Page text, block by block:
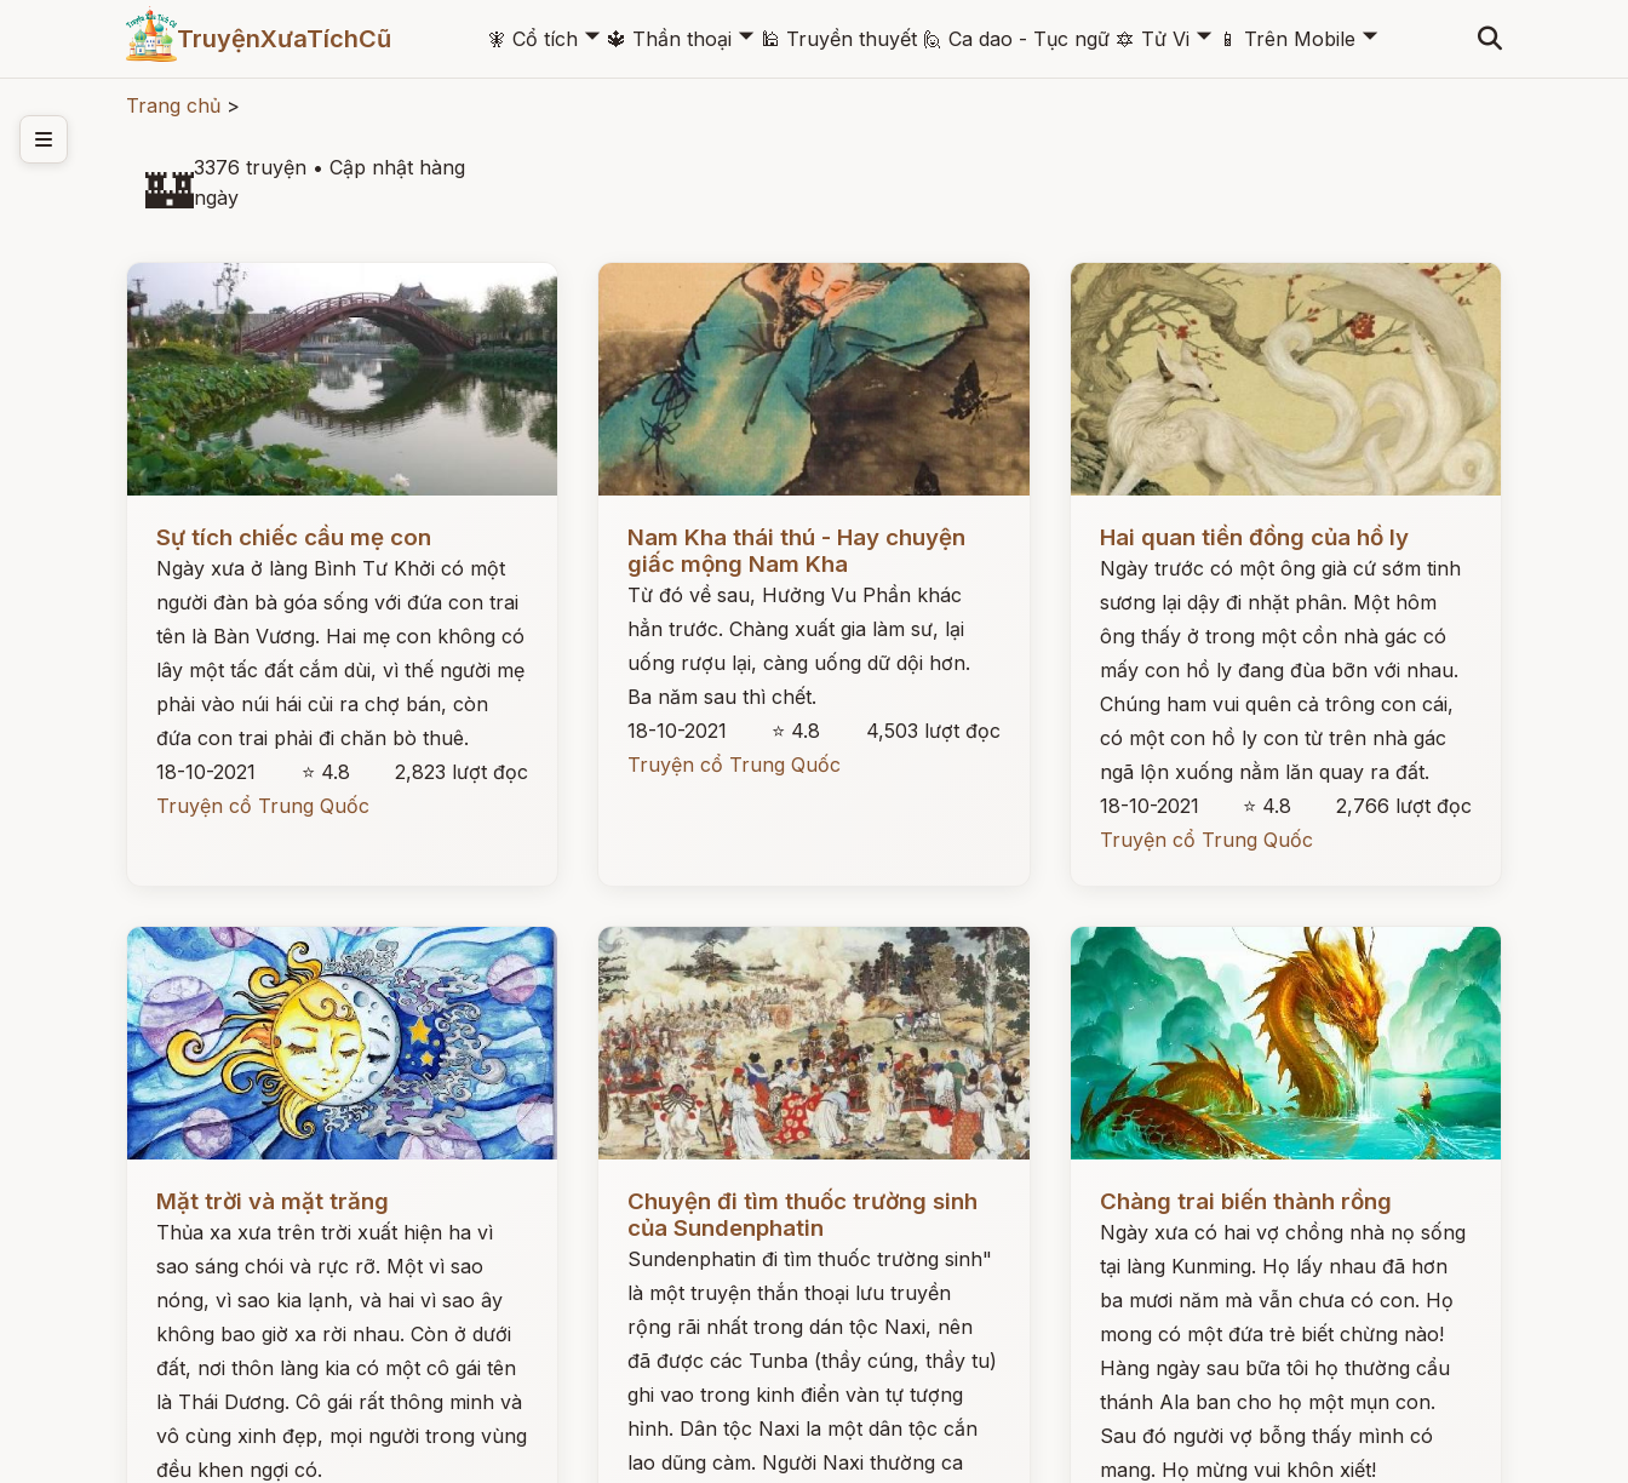
TruyệnXưaTíchCũ 🧚 Cổ tích 🞃 🔱 Thần thoại 🞃 🕌 Truyền thuyết 🙋 Ca dao - Tục ngữ 🔯 Tử Vi 🞃 📱 Trên Mobile 🞃
Trang chủ >
🏰3376 truyện • Cập nhật hàng
ngày
Sự tích chiếc cầu mẹ con
Ngày xưa ở làng Bình Tư Khởi có một
người đàn bà góa sống với đứa con trai
tên là Bàn Vương. Hai mẹ con không có
lây một tấc đất cắm dùi, vì thế người mẹ
phải vào núi hái củi ra chợ bán, còn
đứa con trai phải đi chăn bò thuê.
18-10-2021
⭐ 4.8
2,823 lượt đọc
Truyện cổ Trung Quốc
Nam Kha thái thú - Hay chuyện
giấc mộng Nam Kha
Từ đó về sau, Hưởng Vu Phần khác
hẳn trước. Chàng xuất gia làm sư, lại
uống rượu lại, càng uống dữ dội hơn.
Ba năm sau thì chết.
18-10-2021
⭐ 4.8
4,503 lượt đọc
Truyện cổ Trung Quốc
Hai quan tiền đồng của hồ ly
Ngày trước có một ông già cứ sớm tinh
sương lại dậy đi nhặt phân. Một hôm
ông thấy ở trong một cồn nhà gác có
mấy con hồ ly đang đùa bỡn với nhau.
Chúng ham vui quên cả trông con cái,
có một con hồ ly con từ trên nhà gác
ngã lộn xuống nằm lăn quay ra đất.
18-10-2021
⭐ 4.8
2,766 lượt đọc
Truyện cổ Trung Quốc
Mặt trời và mặt trăng
Thủa xa xưa trên trời xuất hiện ha vì
sao sáng chói và rực rỡ. Một vì sao
nóng, vì sao kia lạnh, và hai vì sao ây
không bao giờ xa rời nhau. Còn ở dưới
đất, nơi thôn làng kia có một cô gái tên
là Thái Dương. Cô gái rất thông minh và
vô cùng xinh đẹp, mọi người trong vùng
đều khen ngợi có.
Chuyện đi tìm thuốc trường sinh
của Sundenphatin
Sundenphatin đi tìm thuốc trường sinh"
là một truyện thắn thoại lưu truyền
rộng rãi nhất trong dán tộc Naxi, nên
đã được các Tunba (thầy cúng, thầy tu)
ghi vao trong kinh điển vàn tự tượng
hỉnh. Dân tộc Naxi la một dân tộc cắn
lao dũng càm. Người Naxi thường ca
Chàng trai biến thành rồng
Ngày xưa có hai vợ chồng nhà nọ sống
tại làng Kunming. Họ lấy nhau đã hơn
ba mươi năm mà vẫn chưa có con. Họ
mong có một đứa trẻ biết chừng nào!
Hàng ngày sau bữa tôi họ thường cẩu
thánh Ala ban cho họ một mụn con.
Sau đó người vợ bỗng thấy mình có
mang. Họ mừng vui khôn xiết!